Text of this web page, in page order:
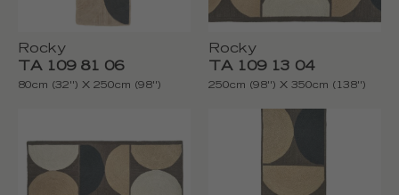
Rocky
TA 109 81 06
80cm (32'') X 250cm (98'')
Rocky
TA 109 13 04
250cm (98'') X 350cm (138'')